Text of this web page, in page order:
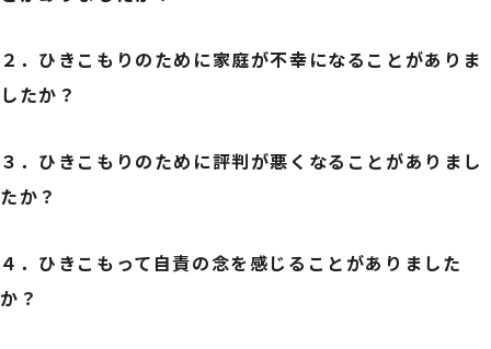
２． ひきこもりのために家庭が不幸になることがありま
したか？
３． ひきこもりのために評判が悪くなることがありまし
たか？
４． ひきこもって自責の念を感じることがありました
か？